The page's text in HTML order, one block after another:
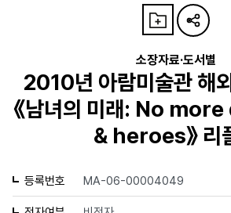
소장자료·도서별
2010년 아람미술관 해
《남녀의 미래: No
& heroes》 리
등록번호 MA-06-00004049